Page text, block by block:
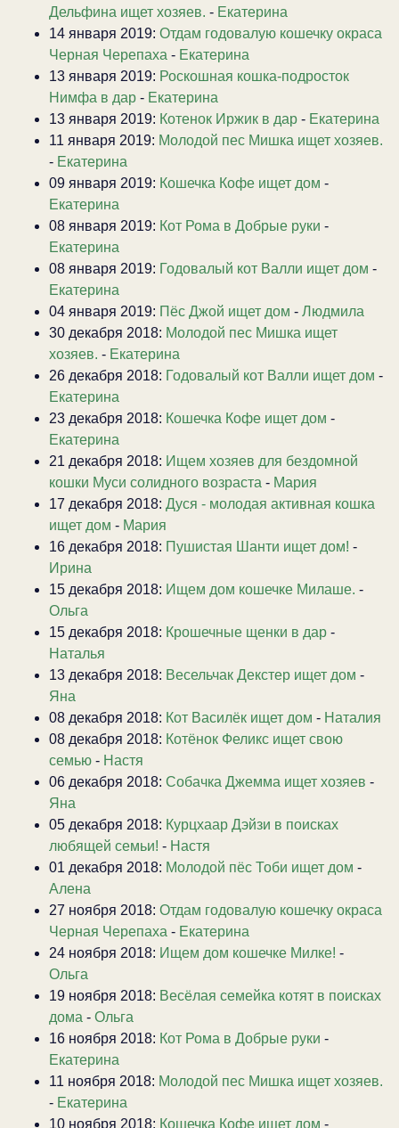
Дельфина ищет хозяев. - Екатерина
14 января 2019: Отдам годовалую кошечку окраса
Черная Черепаха - Екатерина
13 января 2019: Роскошная кошка-подросток
Нимфа в дар - Екатерина
13 января 2019: Котенок Иржик в дар - Екатерина
11 января 2019: Молодой пес Мишка ищет хозяев.
- Екатерина
09 января 2019: Кошечка Кофе ищет дом -
Екатерина
08 января 2019: Кот Рома в Добрые руки -
Екатерина
08 января 2019: Годовалый кот Валли ищет дом -
Екатерина
04 января 2019: Пёс Джой ищет дом - Людмила
30 декабря 2018: Молодой пес Мишка ищет
хозяев. - Екатерина
26 декабря 2018: Годовалый кот Валли ищет дом -
Екатерина
23 декабря 2018: Кошечка Кофе ищет дом -
Екатерина
21 декабря 2018: Ищем хозяев для бездомной
кошки Муси солидного возраста - Мария
17 декабря 2018: Дуся - молодая активная кошка
ищет дом - Мария
16 декабря 2018: Пушистая Шанти ищет дом! -
Ирина
15 декабря 2018: Ищем дом кошечке Милаше. -
Ольга
15 декабря 2018: Крошечные щенки в дар -
Наталья
13 декабря 2018: Весельчак Декстер ищет дом -
Яна
08 декабря 2018: Кот Василёк ищет дом - Наталия
08 декабря 2018: Котёнок Феликс ищет свою
семью - Настя
06 декабря 2018: Собачка Джемма ищет хозяев -
Яна
05 декабря 2018: Курцхаар Дэйзи в поисках
любящей семьи! - Настя
01 декабря 2018: Молодой пёс Тоби ищет дом -
Алена
27 ноября 2018: Отдам годовалую кошечку окраса
Черная Черепаха - Екатерина
24 ноября 2018: Ищем дом кошечке Милке! -
Ольга
19 ноября 2018: Весёлая семейка котят в поисках
дома - Ольга
16 ноября 2018: Кот Рома в Добрые руки -
Екатерина
11 ноября 2018: Молодой пес Мишка ищет хозяев.
- Екатерина
10 ноября 2018: Кошечка Кофе ищет дом -